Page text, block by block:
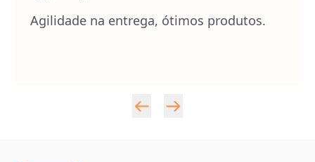
Agilidade na entrega, ótimos produtos.